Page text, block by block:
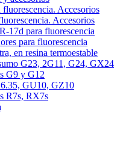
Accesorios
Accesorios
17d para fluorescencia
para fluorescencia
en resina termoestable
G23, 2G11, G24, GX24
G9 y G12
GU10, GZ10
R7s, RX7s